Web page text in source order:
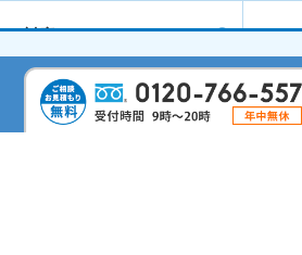
対応エリア シロ
会社概要 よく